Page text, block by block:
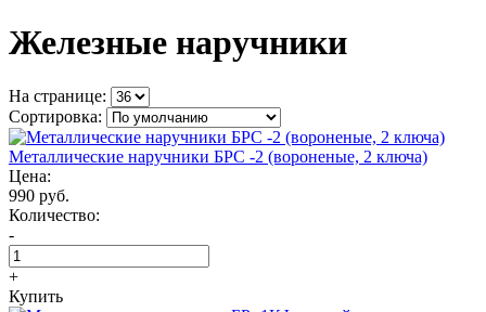
Железные наручники
На странице:
Сортировка:
Металлические наручники БРС -2 (вороненые, 2 ключа)
Цена:
990 руб.
Количество:
-
+
Купить